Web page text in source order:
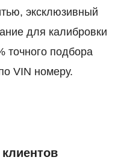
эксклюзивный
для калибровки
точного подбора
VIN номеру.